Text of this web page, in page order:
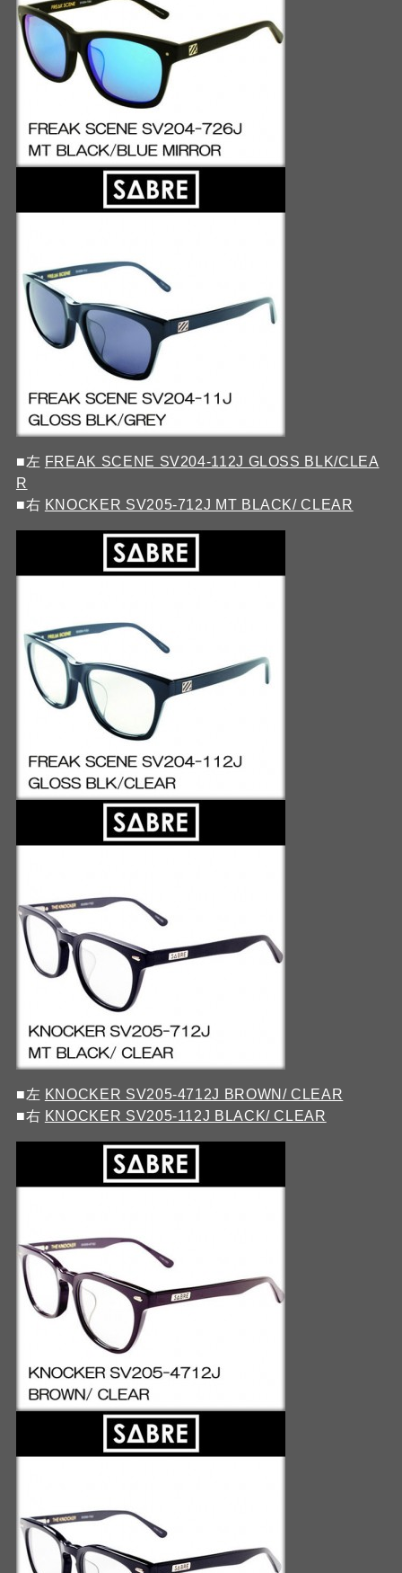
■左 FREAK SCENE SV204-112J GLOSS BLK/CLEA
R
■右 KNOCKER SV205-712J MT BLACK/ CLEAR
■左 KNOCKER SV205-4712J BROWN/ CLEAR
■右 KNOCKER SV205-112J BLACK/ CLEAR